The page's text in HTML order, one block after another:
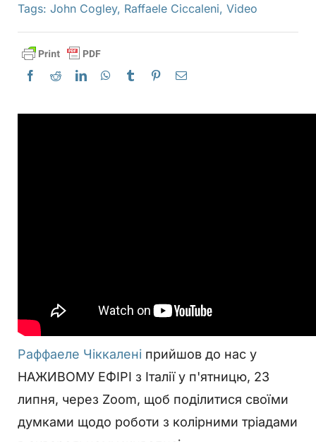
Підписатися
Tags: John Cogley, Raffaele Ciccaleni, Video
Раффаеле Чіккалені прийшов до нас у
НАЖИВОМУ ЕФІРІ з Італії у п'ятницю, 23
липня, через Zoom, щоб поділитися своїми
думками щодо роботи з колірними тріадами